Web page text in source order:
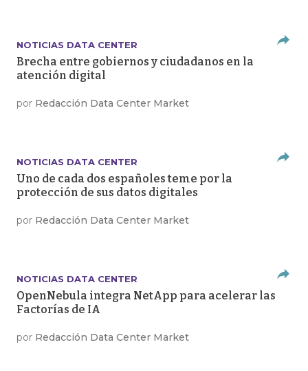
NOTICIAS DATA CENTER
Brecha entre gobiernos y ciudadanos en la
atención digital
por Redacción Data Center Market
NOTICIAS DATA CENTER
Uno de cada dos españoles teme por la
protección de sus datos digitales
por Redacción Data Center Market
NOTICIAS DATA CENTER
OpenNebula integra NetApp para acelerar las
Factorías de IA
por Redacción Data Center Market